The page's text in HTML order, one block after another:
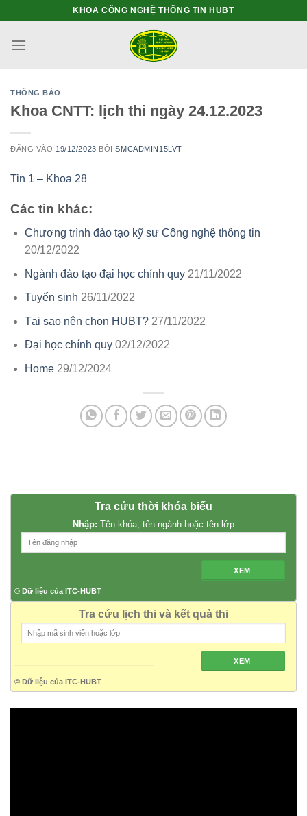
nội
KHOA CÔNG NGHỆ THÔNG TIN HUBT
THÔNG BÁO
Khoa CNTT: lịch thi ngày 24.12.2023
ĐĂNG VÀO 19/12/2023 BỞISMCADMIN15LVT
Tin 1 – Khoa 28
Các tin khác:
Chương trình đào tạo kỹ sư Công nghệ thông tin
20/12/2022
Ngành đào tạo đại học chính quy21/11/2022
Tuyển sinh 26/11/2022
Tại sao nên chọn HUBT?27/11/2022
Đại học chính quy02/12/2022
Home29/12/2024
Tra cứu thời khóa biểu
Nhập: Tên khóa, tên ngành hoặc tên lớp
XEM
© Dữ liệu của ITC-HUBT
Tra cứu lịch thi và kết quả thi
XEM
© Dữ liệu của ITC-HUBT